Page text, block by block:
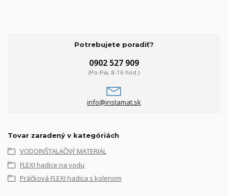
Potrebujete poradiť?
0902 527 909
(Po-Pia, 8-16 hod.)
info@instamat.sk
Tovar zaradený v kategóriách
VODOINŠTALAČNÝ MATERIÁL
FLEXI hadice na vodu
Práčková FLEXI hadica s kolenom